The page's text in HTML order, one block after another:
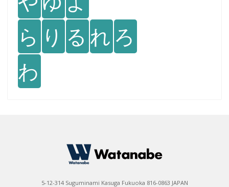
ら り る れ ろ
わ
5-12-314 Suguminami Kasuga Fukuoka 816-0863 JAPAN